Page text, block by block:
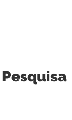
Pesquisa